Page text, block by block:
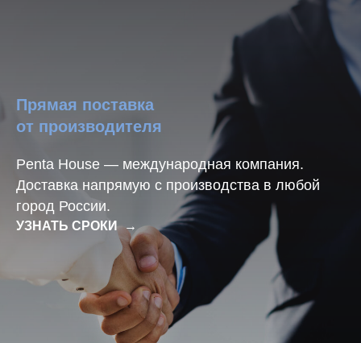
Прямая поставка
от производителя
Penta House — международная компания.
Доставка напрямую с производства в любой
город России.
УЗНАТЬ СРОКИ